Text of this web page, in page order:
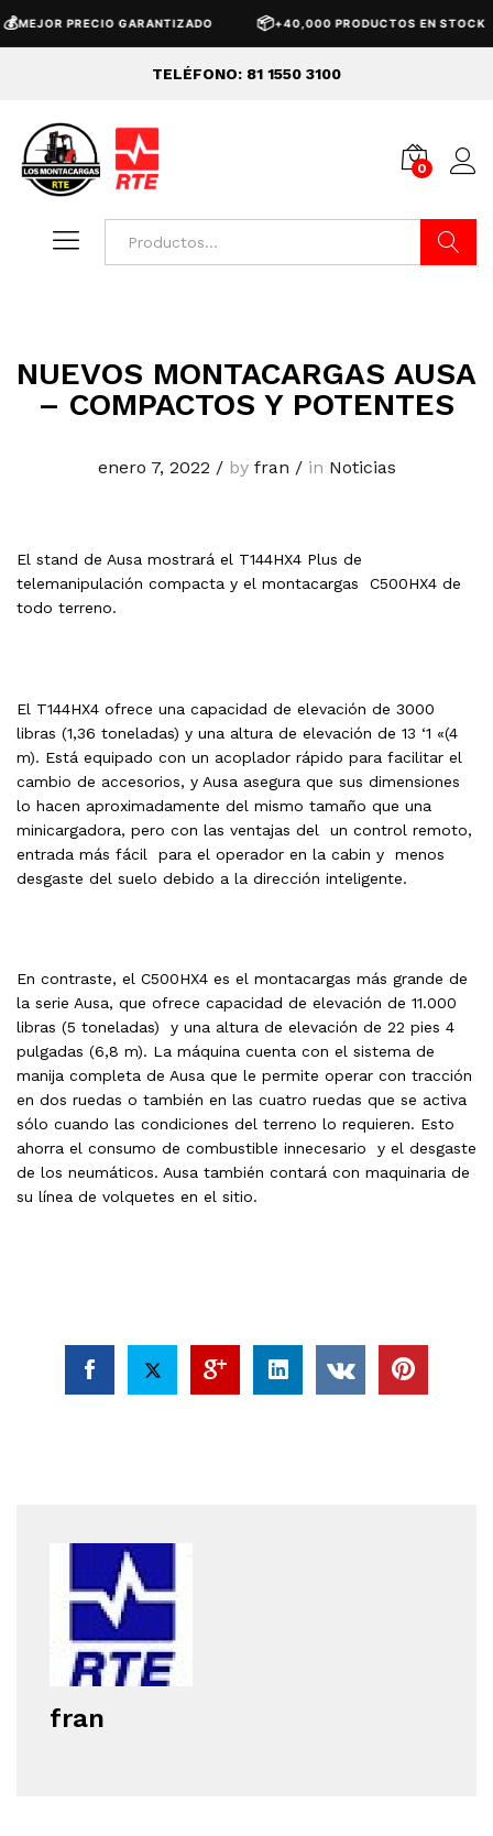
MEJOR PRECIO GARANTIZADO 📦+40,000 PRODUCTOS EN STOCK
TELÉFONO: 81 1550 3100
0
NUEVOS MONTACARGAS AUSA
– COMPACTOS Y POTENTES
enero 7, 2022 /by fran /in Noticias
El stand de Ausa mostrará el T144HX4 Plus de
telemanipulación compacta y el montacargas C500HX4 de
todo terreno.
El T144HX4 ofrece una capacidad de elevación de 3000
libras (1,36 toneladas) y una altura de elevación de 13 ‘1 «(4
m). Está equipado con un acoplador rápido para facilitar el
cambio de accesorios, y Ausa asegura que sus dimensiones
lo hacen aproximadamente del mismo tamaño que una
minicargadora, pero con las ventajas del un control remoto,
entrada más fácil para el operador en la cabin y menos
desgaste del suelo debido a la dirección inteligente.
En contraste, el C500HX4 es el montacargas más grande de
la serie Ausa, que ofrece capacidad de elevación de 11.000
libras (5 toneladas) y una altura de elevación de 22 pies 4
pulgadas (6,8 m). La máquina cuenta con el sistema de
manija completa de Ausa que le permite operar con tracción
en dos ruedas o también en las cuatro ruedas que se activa
sólo cuando las condiciones del terreno lo requieren. Esto
ahorra el consumo de combustible innecesario y el desgaste
de los neumáticos. Ausa también contará con maquinaria de
su línea de volquetes en el sitio.
fran